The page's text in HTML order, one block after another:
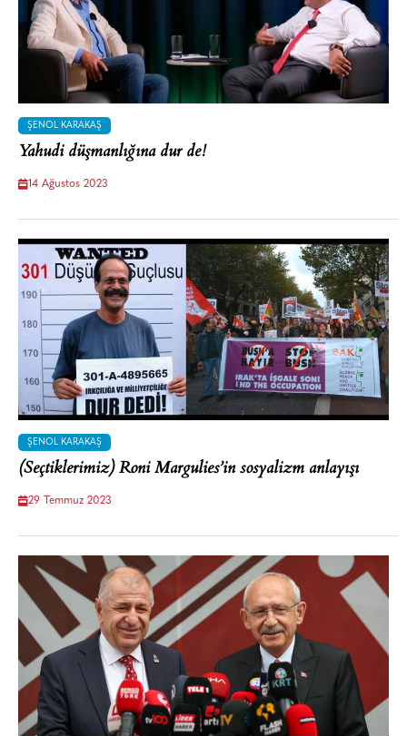
ŞENOL KARAKAŞ
Yahudi düşmanlığına dur de!
14 Ağustos 2023
ŞENOL KARAKAŞ
(Seçtiklerimiz) Roni Margulies’in sosyalizm anlayışı
29 Temmuz 2023